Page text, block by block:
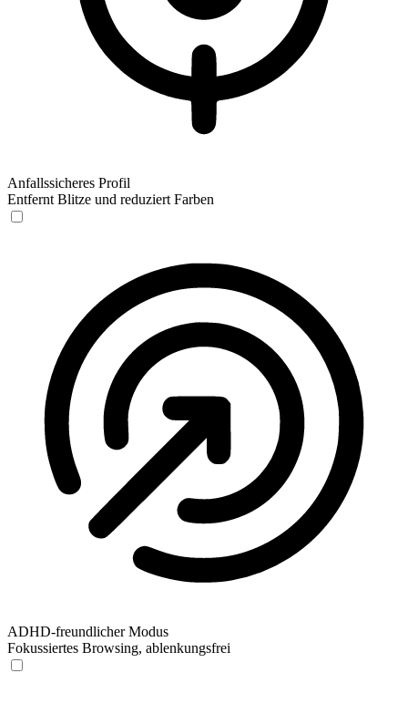
Anfallssicheres Profil
Entfernt Blitze und reduziert Farben
ADHD-freundlicher Modus
Fokussiertes Browsing, ablenkungsfrei